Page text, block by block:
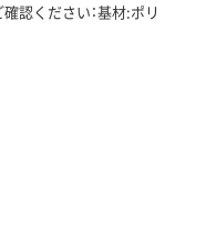
ください：基材:ポリ